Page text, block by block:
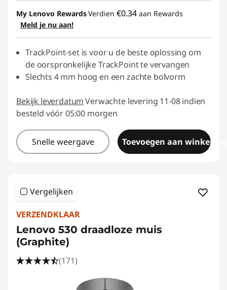
My Lenovo RewardsVerdien €0.34 aan Rewards
Meld je nu aan!
TrackPoint-set is voor u de beste oplossing om
de oorspronkelijke TrackPoint te vervangen
Slechts 4 mm hoog en een zachte bolvorm
Bekijk leverdatumVerwachte levering 11-08 indien
besteld vóór 05:00 morgen
Snelle weergave Toevoegen aan
Vergelijken
VERZENDKLAAR
Lenovo 530 draadloze muis
(Graphite)
(171)